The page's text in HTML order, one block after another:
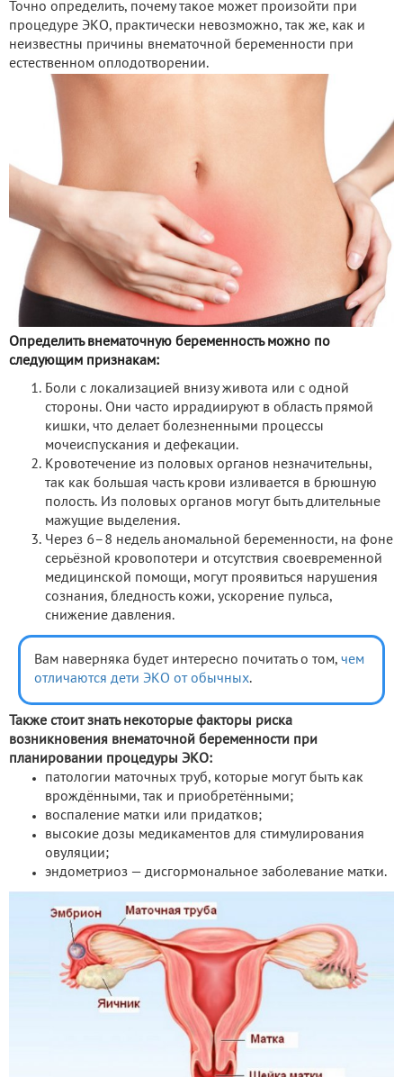
Точно определить, почему такое может произойти при
процедуре ЭКО, практически невозможно, так же, как и
неизвестны причины внематочной беременности при
естественном оплодотворении.
Определить внематочную беременность можно по
следующим признакам:
Боли с локализацией внизу живота или с одной
стороны. Они часто иррадиируют в область прямой
кишки, что делает болезненными процессы
мочеиспускания и дефекации.
Кровотечение из половых органов незначительны,
так как большая часть крови изливается в брюшную
полость. Из половых органов могут быть длительные
мажущие выделения.
Через 6–8 недель аномальной беременности, на фоне
серьёзной кровопотери и отсутствия своевременной
медицинской помощи, могут проявиться нарушения
сознания, бледность кожи, ускорение пульса,
снижение давления.
Вам наверняка будет интересно почитать о том, чем
отличаются дети ЭКО от обычных.
Также стоит знать некоторые факторы риска
возникновения внематочной беременности при
планировании процедуры ЭКО:
патологии маточных труб, которые могут быть как
врождёнными, так и приобретёнными;
воспаление матки или придатков;
высокие дозы медикаментов для стимулирования
овуляции;
эндометриоз — дисгормональное заболевание матки.